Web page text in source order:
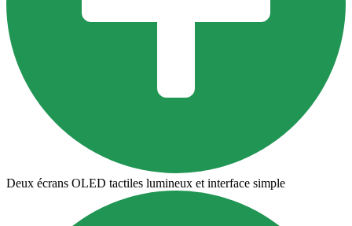
Deux écrans OLED tactiles lumineux et interface simple